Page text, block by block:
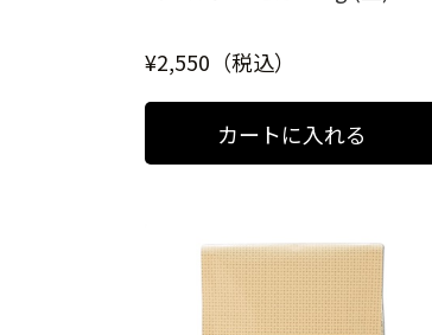
¥2,550（税込）